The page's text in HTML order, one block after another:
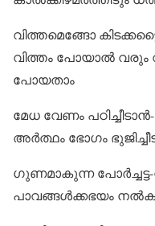
വിത്തമെങ്ങോ
വിത്തം പോയാൽ
പോയതാം
മേധ വേണം
അർത്ഥം ഭോഗം
ഗുണമാകുന്ന
പാവങ്ങൾക്കഭയം